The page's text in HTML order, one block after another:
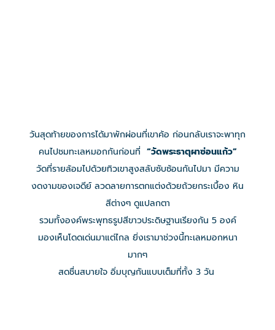
วันสุดท้ายของการได้มาพักผ่อนที่เขาค้อ ก่อนกลับเราจะพาทุก
คนไปชมทะเลหมอกกันก่อนที่ “วัดพระธาตุผาซ่อนแก้ว”
วัดที่รายล้อมไปด้วยทิวเขาสูงสลับซับซ้อนกันไปมา มีความ
งดงามของเจดีย์ ลวดลายการตกแต่งด้วยถ้วยกระเบื้อง หิน
สีต่างๆ ดูแปลกตา
รวมทั้งองค์พระพุทธรูปสีขาวประดิษฐานเรียงกัน 5 องค์
มองเห็นโดดเด่นมาแต่ไกล ยิ่งเรามาช่วงนี้ทะเลหมอกหนา
มากๆ
สดชื่นสบายใจ อิ่มบุญกันแบบเต็มที่ทั้ง 3 วัน